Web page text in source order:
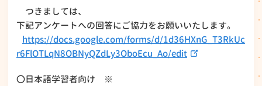
つきましては、
下記アンケートへの回答にご協力をお願いいたします。
https://docs.google.com/forms/d/1d36HXnG_T3RkUc
r6FlOTLqN8OBNyQZdLy3OboEcu_Ao/edit
〇日本語学習者向け ※